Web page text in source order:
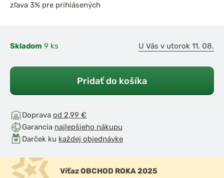
zľava 3% pre prihlásených
Skladom 9 ks U Vás v utorok 11. 08.
Pridať do košíka
Doprava od 2,99 €
Garancia najlepšieho nákupu
Darček ku každej objednávke
Víťaz OBCHOD ROKA 2025